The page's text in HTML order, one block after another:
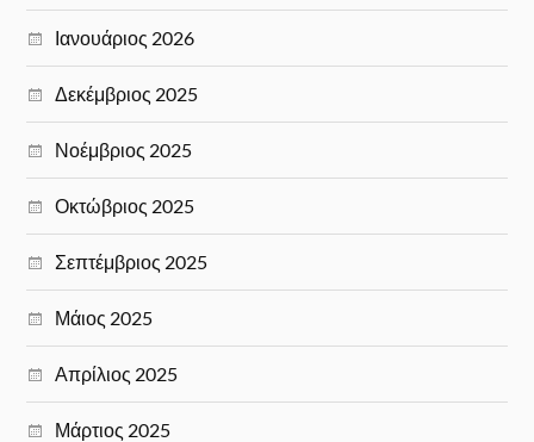
Ιανουάριος 2026
Δεκέμβριος 2025
Νοέμβριος 2025
Οκτώβριος 2025
Σεπτέμβριος 2025
Μάιος 2025
Απρίλιος 2025
Μάρτιος 2025